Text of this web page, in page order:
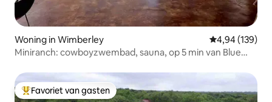
Woning in Wimberley Gemiddelde
4,94 (139)
Miniranch: cowboyzwembad, sauna, op 5 min van Blue
Topfavoriet van gasten
Favoriet van gasten